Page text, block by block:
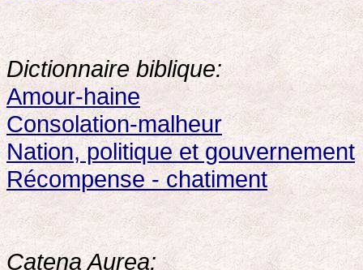
Dictionnaire biblique:
Amour-haine
Consolation-malheur
Nation, politique et gouvernement
Récompense - chatiment
Catena Aurea: